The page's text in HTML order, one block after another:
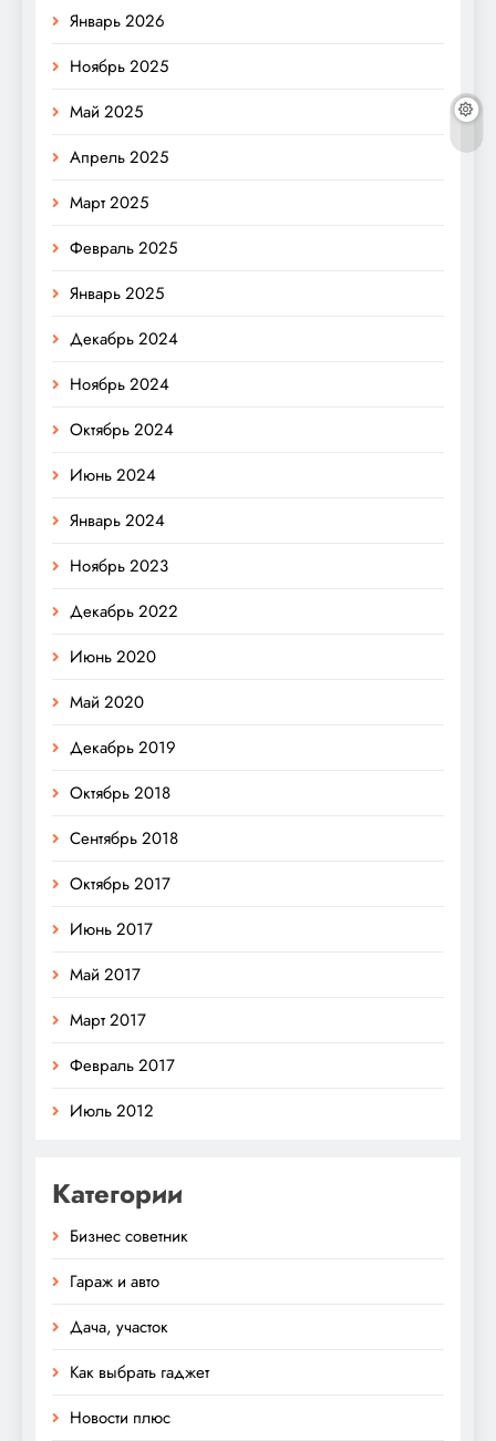
Январь 2026
Ноябрь 2025
Май 2025
Апрель 2025
Март 2025
Февраль 2025
Январь 2025
Декабрь 2024
Ноябрь 2024
Октябрь 2024
Июнь 2024
Январь 2024
Ноябрь 2023
Декабрь 2022
Июнь 2020
Май 2020
Декабрь 2019
Октябрь 2018
Сентябрь 2018
Октябрь 2017
Июнь 2017
Май 2017
Март 2017
Февраль 2017
Июль 2012
Категории
Бизнес советник
Гараж и авто
Дача, участок
Как выбрать гаджет
Новости плюс